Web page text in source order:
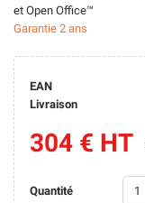
et Open Office™
Garantie 2 ans
EAN
Livraison
304 € HT
Quantité